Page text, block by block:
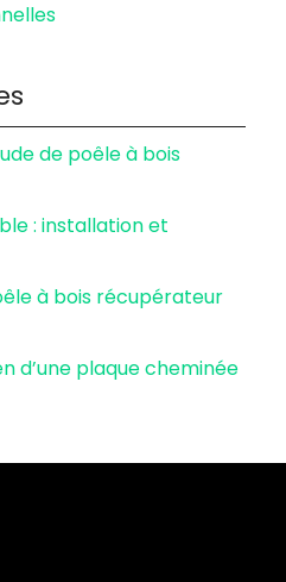
de poêle à bois
: installation et
à bois récupérateur
d’une plaque cheminée